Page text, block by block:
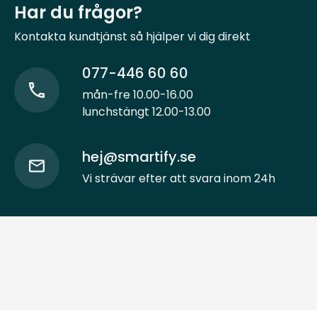
Har du frågor?
Kontakta kundtjänst så hjälper vi dig direkt
077-446 60 60
mån-fre 10.00-16.00
lunchstängt 12.00-13.00
hej@smartify.se
Vi strävar efter att svara inom 24h